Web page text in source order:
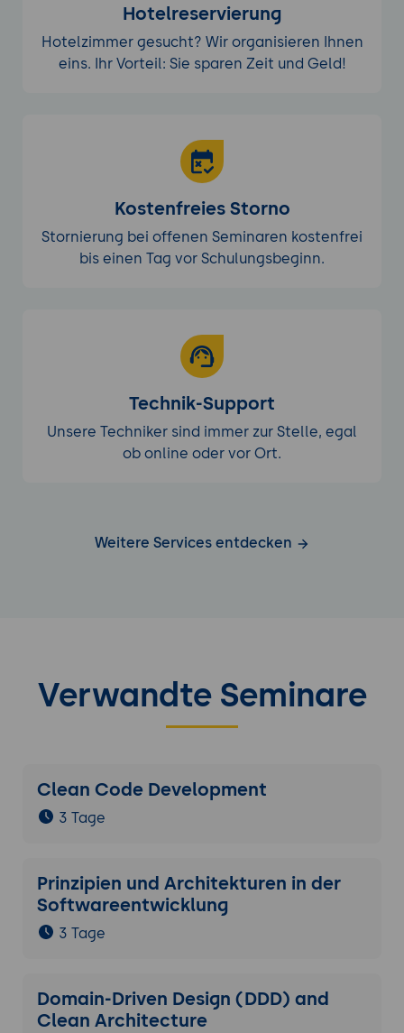
Hotelreservierung
Hotelzimmer gesucht? Wir organisieren Ihnen
eins. Ihr Vorteil: Sie sparen Zeit und Geld!
Kostenfreies Storno
Stornierung bei offenen Seminaren kostenfrei
bis einen Tag vor Schulungsbeginn.
Technik-Support
Unsere Techniker sind immer zur Stelle, egal
ob online oder vor Ort.
Weitere Services entdecken
Verwandte Seminare
Clean Code Development
3 Tage
Prinzipien und Architekturen in der
Softwareentwicklung
3 Tage
Domain-Driven Design (DDD) and
Clean Architecture